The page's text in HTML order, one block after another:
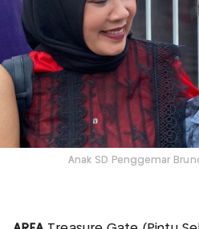
Anak SD Penggemar